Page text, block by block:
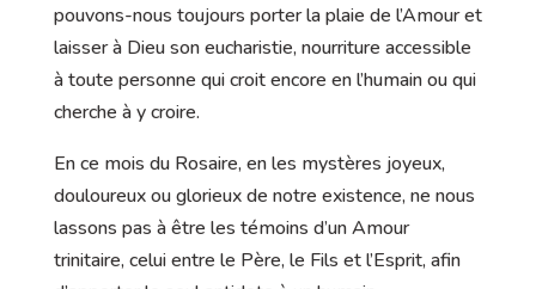
pouvons-nous toujours porter la plaie de l’Amour et
laisser à Dieu son eucharistie, nourriture accessible
à toute personne qui croit encore en l’humain ou qui
cherche à y croire.
En ce mois du Rosaire, en les mystères joyeux,
douloureux ou glorieux de notre existence, ne nous
lassons pas à être les témoins d’un Amour
trinitaire, celui entre le Père, le Fils et l’Esprit, afin